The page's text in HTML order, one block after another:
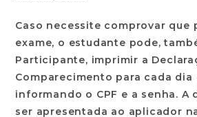
Caso necessite comprovar que
exame, o estudante pode,
Participante, imprimir a
Comparecimento para cada dia
informando o CPF e a senha. A
ser apresentada ao aplicador